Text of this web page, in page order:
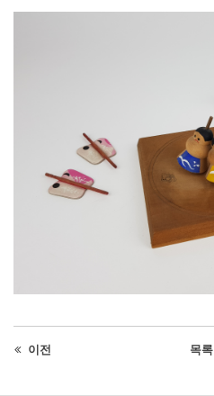
이전 목록